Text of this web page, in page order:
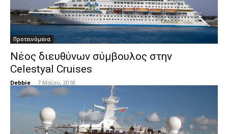
Προτεινόμενα
Νέος διευθύνων σύμβουλος στην
Celestyal Cruises
Debbie - 7 Μαΐου, 2018